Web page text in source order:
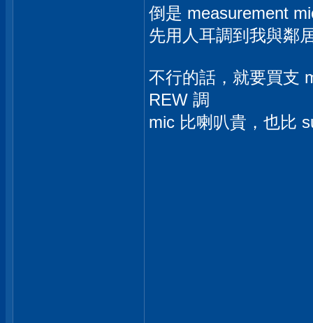
倒是 measurement
先用人耳調到我與鄰
不行的話，就要買支
REW 調
mic 比喇叭貴，也比